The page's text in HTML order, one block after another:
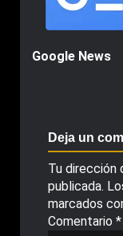
Google News
Deja un
Tu dirección
publicada.
marcados
Comentario *